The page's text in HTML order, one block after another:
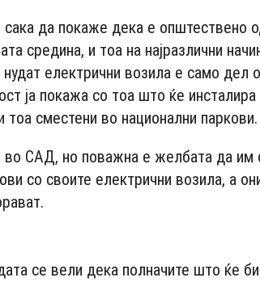
да покаже дека е општествено
средина, и тоа на најразлични
електрични возила е само дел
ја покажа со тоа што ќе
тоа сместени во национални паркови.
во САД, но поважна е желбата да
со своите електрични возила, а
се вели дека полначите што ќе